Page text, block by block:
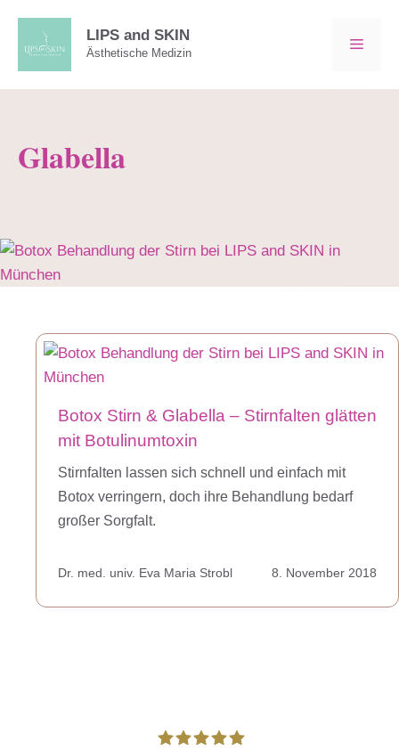
springen
LIPS and SKIN
Ästhetische Medizin
Glabella
Botox Stirn & Glabella – Stirn­falten glätten
mit Botulinum­toxin
Stirnfalten lassen sich schnell und einfach mit
Botox verringern, doch ihre Behandlung bedarf
großer Sorgfalt.
Dr. med. univ. Eva Maria Strobl 8. November 2018